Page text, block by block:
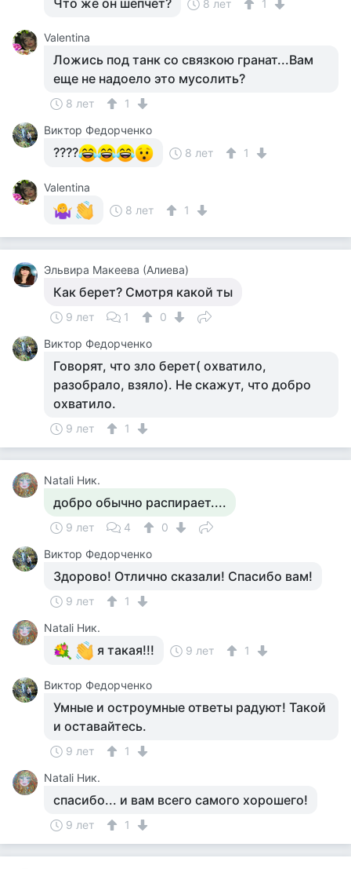
Что же он шепчет? 8 лет 1
Valentina
Ложись под танк со связкою гранат...Вам
еще не надоело это мусолить?
8 лет
1
Виктор Федорченко
???? 8 лет 1
Valentina
8 лет
1
Эльвира Макеева (Алиева)
Как берет? Смотря какой ты
9 лет 1
0
Виктор Федорченко
Говорят, что зло берет( охватило,
разобрало, взяло). Не скажут, что добро
охватило.
9 лет 1
Natali Ник.
добро обычно распирает....
9 лет 4
0
Виктор Федорченко
Здорово! Отлично сказали! Спасибо вам!
9 лет
1
Natali Ник.
я такая!!! 9 лет 1
Виктор Федорченко
Умные и остроумные ответы радуют! Такой
и оставайтесь.
9 лет
1
Natali Ник.
спасибо... и вам всего самого хорошего!
9 лет 1